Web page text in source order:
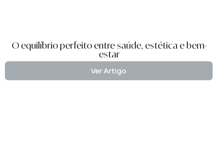
O equilíbrio perfeito entre saúde, estética e bem-
estar
Ver Artigo